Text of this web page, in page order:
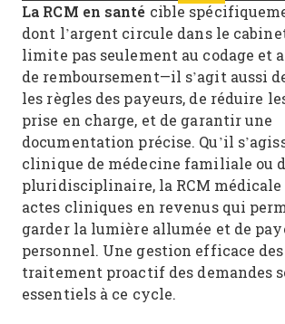
La RCM en santé cible
dont l’argent circule dans le
limite pas seulement au codage et
de remboursement—il s’agit aussi
les règles des payeurs, de réduire
prise en charge, et de garantir une
documentation précise. Qu’il
clinique de médecine familiale ou
pluridisciplinaire, la RCM
actes cliniques en revenus qui
garder la lumière allumée et de
personnel. Une gestion efficace
traitement proactif des demandes
essentiels à ce cycle.